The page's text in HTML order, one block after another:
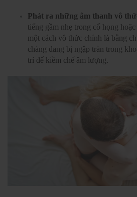
Phát ra những âm thanh vô
tiếng gầm nhẹ trong cổ họng
một cách vô thức chính là bằng
chàng đang bị ngập tràn trong
trí để kiềm chế âm lượng.